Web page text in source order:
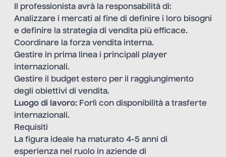
Il professionista avrà la responsabilità di:
Analizzare i mercati al fine di definire i loro bisogni
e definire la strategia di vendita più efficace.
Coordinare la forza vendita interna.
Gestire in prima linea i principali player
internazionali.
Gestire il budget estero per il raggiungimento
degli obiettivi di vendita.
Luogo di lavoro: Forlì con disponibilità a trasferte
internazionali.
Requisiti
La figura ideale ha maturato 4-5 anni di
esperienza nel ruolo in aziende di